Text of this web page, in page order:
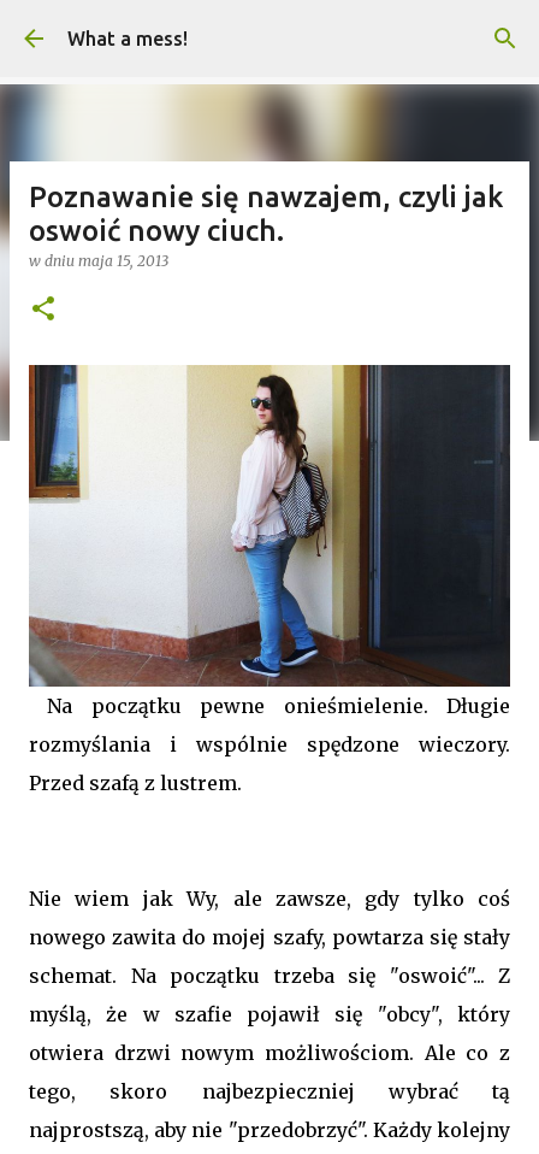
Przejdź do głównej zawartości
What a mess!
Poznawanie się nawzajem, czyli jak
oswoić nowy ciuch.
w dniu maja 15, 2013
Na początku pewne onieśmielenie. Długie
rozmyślania i wspólnie spędzone wieczory.
Przed szafą z lustrem.
Nie wiem jak Wy, ale zawsze, gdy tylko coś
nowego zawita do mojej szafy, powtarza się stały
schemat. Na początku trzeba się "oswoić"... Z
myślą, że w szafie pojawił się "obcy", który
otwiera drzwi nowym możliwościom. Ale co z
tego, skoro najbezpieczniej wybrać tą
najprostszą, aby nie "przedobrzyć". Każdy kolejny